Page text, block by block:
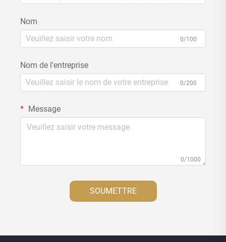
Nom
0/100
Nom de l'entreprise
0/200
Message
0/1000
SOUMETTRE